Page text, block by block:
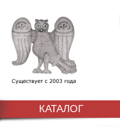
КАТАЛОГ